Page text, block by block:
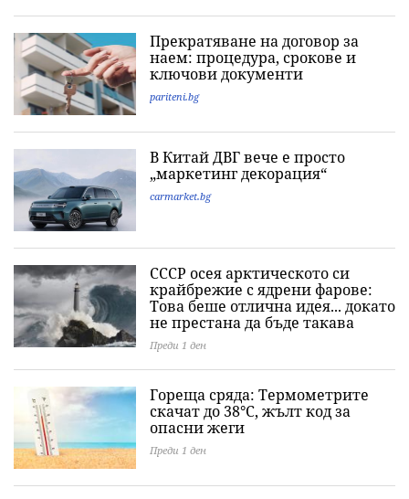
Прекратяване на договор за
наем: процедура, срокове и
ключови документи
pariteni.bg
В Китай ДВГ вече е просто
„маркетинг декорация“
carmarket.bg
СССР осея арктическото си
крайбрежие с ядрени фарове:
Това беше отлична идея... докато
не престана да бъде такава
Преди 1 ден
Гореща сряда: Термометрите
скачат до 38°C, жълт код за
опасни жеги
Преди 1 ден